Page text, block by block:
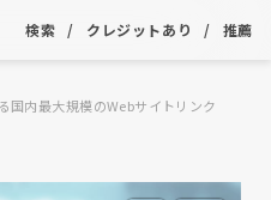
検索 クレジットあり 推薦
国内最大規模のWebサイトリンク